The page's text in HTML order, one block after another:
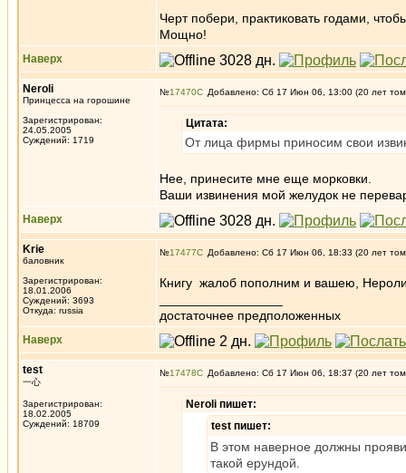
Черт побери, практиковать годами,
Мощно!
Наверх
Neroli
Принцесса на горошине
Зарегистрирован:
24.05.2005
Суждений: 1719
№17470 Добавлено: Сб 17 Июн 06, 13:00 (20 лет
Цитата:
От лица фирмы приносим свои
Нее, принесите мне еще морковки.
Ваши извинения мой желудок не
Наверх
Krie
баловник
Зарегистрирован:
18.01.2006
Суждений: 3693
Откуда: russia
№17477 Добавлено: Сб 17 Июн 06, 18:33 (20 лет
Книгу жалоб пополним и вашею,
достаточнее предположенных
Наверх
test
一心
Зарегистрирован:
18.02.2005
Суждений: 18709
№17478 Добавлено: Сб 17 Июн 06, 18:37 (20 лет
Neroli пишет:
test пишет:
В этом наверное должны
такой ерундой.